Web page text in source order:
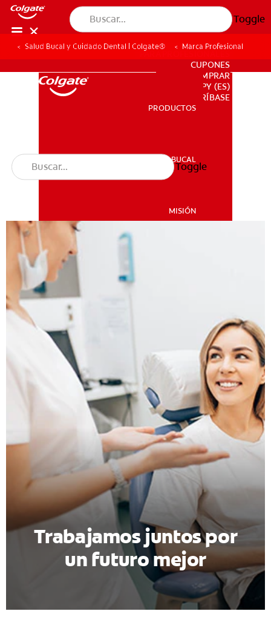
Toggle
PRODUCTOS
SALUD BUCAL
PARA PROFESIONALES
CUPONES
DONDE COMPRAR
PY (ES)
SUSCRÍBASE
PARA PROFESIONALES
CUPONES
DONDE COMPRAR
PY (ES)
SUSCRÍBASE
PRODUCTOS
SALUD BUCAL
MISIÓN
CHEQUEO DE SALUD BUCAL
CORRESPONDENCIA DE PRODUCTOS
Toggle
Salud Bucal y Cuidado Dental | Colgate® Marca Profesional
Trabajamos juntos por
un futuro mejor